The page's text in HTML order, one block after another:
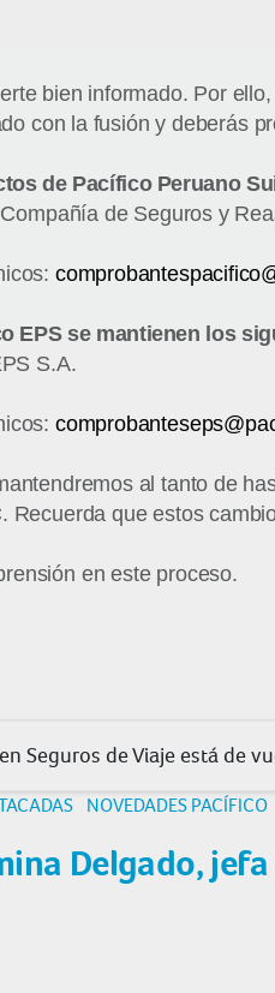
bien informado. Por
con la fusión y deberás
de Pacífico Peruano
de Seguros y
EPS se mantienen los
S.A.
al tanto de
Recuerda que estos
en este proceso.
Seguros de Viaje está de
NOVEDADES PACÍFICO
Delgado,